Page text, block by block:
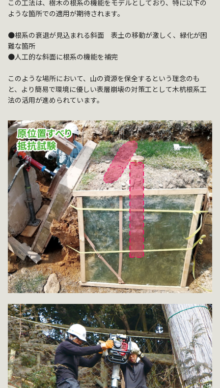
この工法は、樹木の根系の機能をモデルとしており、特に以下の
ような箇所での適用が期待されます。
●根系の衰退が見込まれる斜面 表土の移動が激しく、緑化が困
難な箇所
●人工的な斜面に根系の機能を補完
このような場所において、山の資源を保全するという理念のも
と、より簡易で環境に優しい表層崩壊の対策工として木杭根系工
法の活用が進められています。